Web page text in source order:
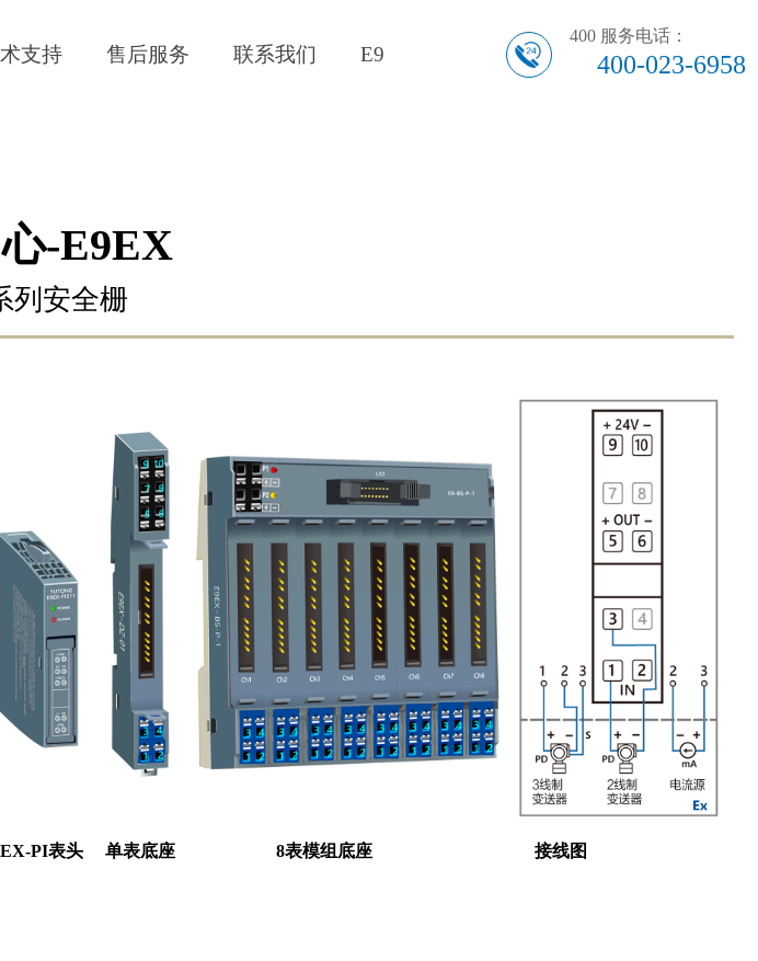
400-023-6958
400 服务电话：
支持 售后服务 联系我们 E9
-E9EX
列安全栅
PI表头 单表底座 8表模组底座 接线图